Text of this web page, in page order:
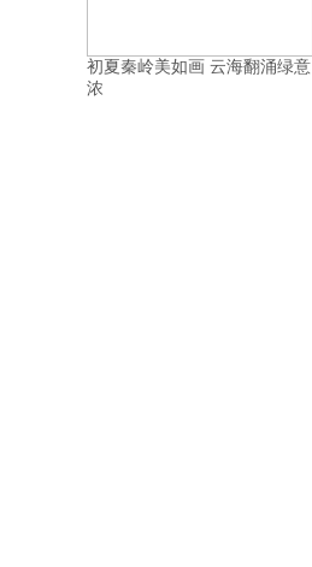
初夏秦岭美如画 云海翻涌绿意
浓